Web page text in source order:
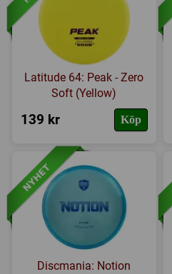
Latitude 64: Peak - Zero
Soft (Yellow)
139 kr Köp
Discmania: Notion